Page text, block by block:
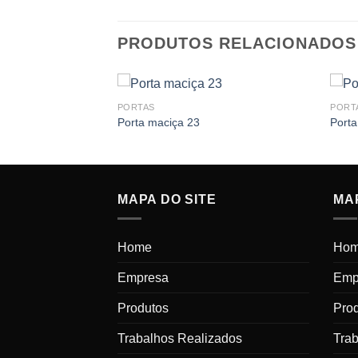
PRODUTOS RELACIONADOS
PORTAS
Porta maciça 23
MAPA DO SITE
Home
Empresa
Produtos
Trabalhos Realizados